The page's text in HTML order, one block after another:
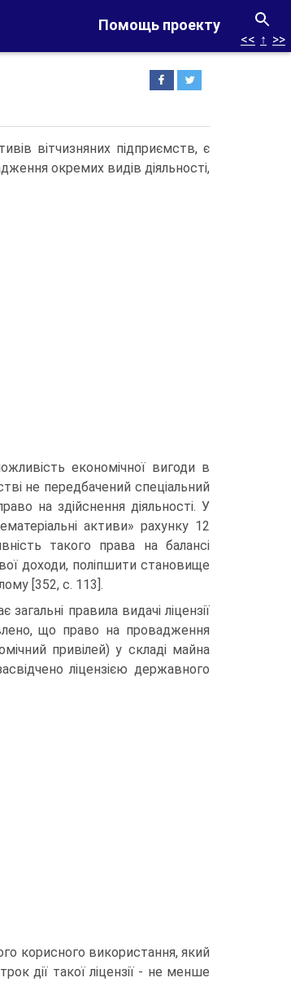
Помощь проекту
<< ↑ >>
вітчизняних підприємств, є
окремих видів діяльнос­ті,
економіч­ної вигоди в
не передбаче­ний спеціальний
на здійснен­ня діяльності. У
ак­тиви» рахунку 12
такого права на балансі
доходи, поліпшити становище
[352, с. 113].
правила ви­дачі ліцензії
що право на провадження
привілей) у складі майна
ліцензією державного
корис­ного використання, який
дії такої ліцензії - не менше